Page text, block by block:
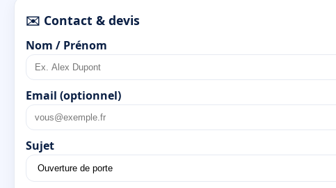
✉️ Contact & devis
Nom / Prénom
Email (optionnel)
Sujet